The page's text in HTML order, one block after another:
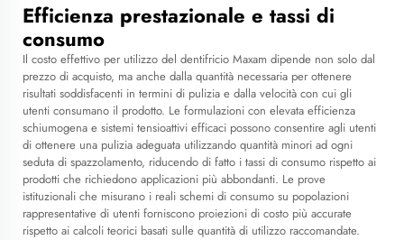
Efficienza prestazionale e tassi di
consumo
Il costo effettivo per utilizzo del dentifricio Maxam dipende non solo dal
prezzo di acquisto, ma anche dalla quantità necessaria per ottenere
risultati soddisfacenti in termini di pulizia e dalla velocità con cui gli
utenti consumano il prodotto. Le formulazioni con elevata efficienza
schiumogena e sistemi tensioattivi efficaci possono consentire agli utenti
di ottenere una pulizia adeguata utilizzando quantità minori ad ogni
seduta di spazzolamento, riducendo di fatto i tassi di consumo rispetto ai
prodotti che richiedono applicazioni più abbondanti. Le prove
istituzionali che misurano i reali schemi di consumo su popolazioni
rappresentative di utenti forniscono proiezioni di costo più accurate
rispetto ai calcoli teorici basati sulle quantità di utilizzo raccomandate.